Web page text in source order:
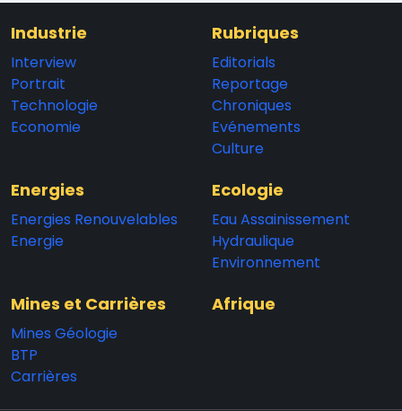
Industrie
Interview
Portrait
Technologie
Economie
Rubriques
Editorials
Reportage
Chroniques
Evénements
Culture
Energies
Energies Renouvelables
Energie
Ecologie
Eau Assainissement
Hydraulique
Environnement
Mines et Carrières
Mines Géologie
BTP
Carrières
Afrique